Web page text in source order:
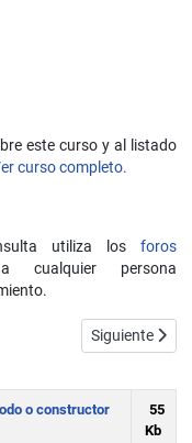
este curso y al listado
curso completo.
utiliza losforos
persona
de selección).
Artículo
Siguiente
o constructor
55
Kb